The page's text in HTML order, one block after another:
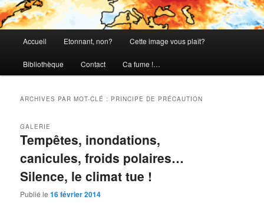
principal
Accueil Etonnant, non? Cette image vous plaît?
Bibliothèque Contact Ca fume !…
ARCHIVES PAR MOT-CLÉ : PRINCIPE DE PRÉCAUTION
Tempêtes, inondations,
canicules, froids polaires…
Silence, le climat tue !
GALERIE
Publié le16 février 2014